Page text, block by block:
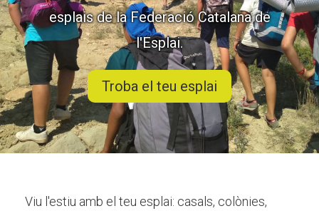
esplais de la Federació Catalana de
l'Esplai.
Troba el teu esplai
Viu l'estiu amb el teu esplai: casals, colònies,
CASES DE COLÒNIES
ACCIÓ SOCIAL I JOVES
ESPLAIS
SUPORT TERCER SECTOR